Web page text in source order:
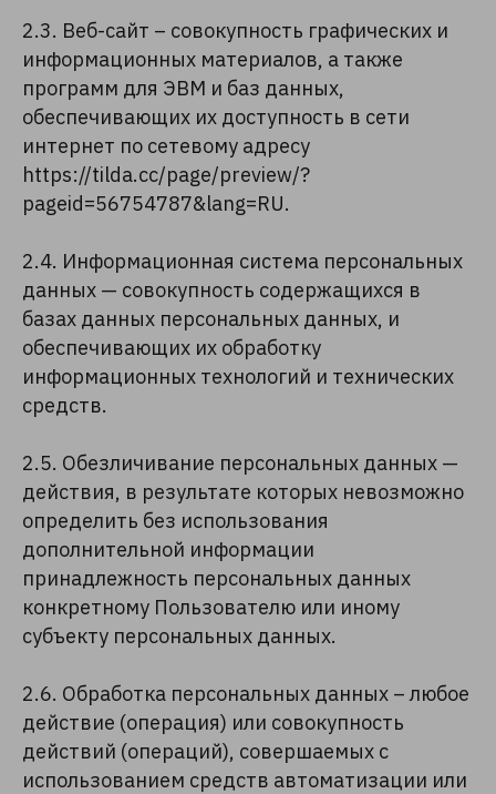
2.3. Веб-сайт – совокупность графических и
информационных материалов, а также
программ для ЭВМ и баз данных,
обеспечивающих их доступность в сети
интернет по сетевому адресу
https://tilda.cc/page/preview/?
pageid=56754787&lang=RU.
2.4. Информационная система персональных
данных — совокупность содержащихся в
базах данных персональных данных, и
обеспечивающих их обработку
информационных технологий и технических
средств.
2.5. Обезличивание персональных данных —
действия, в результате которых невозможно
определить без использования
дополнительной информации
принадлежность персональных данных
конкретному Пользователю или иному
субъекту персональных данных.
2.6. Обработка персональных данных – любое
действие (операция) или совокупность
действий (операций), совершаемых с
использованием средств автоматизации или